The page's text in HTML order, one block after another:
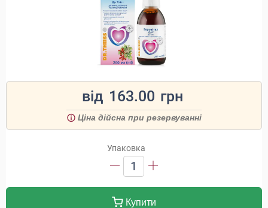
від 163.00 грн
Ціна дійсна при резервуванні
Упаковка
1
Купити